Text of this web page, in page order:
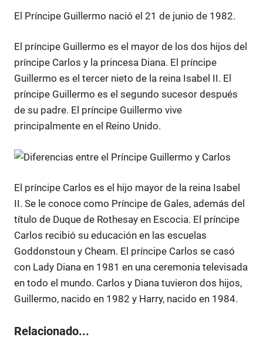
diaria
El Príncipe Guillermo nació el 21 de junio de 1982.
El príncipe Guillermo es el mayor de los dos hijos del
príncipe Carlos y la princesa Diana. El príncipe
Guillermo es el tercer nieto de la reina Isabel II. El
príncipe Guillermo es el segundo sucesor después
de su padre. El príncipe Guillermo vive
principalmente en el Reino Unido.
El príncipe Carlos es el hijo mayor de la reina Isabel
II. Se le conoce como Príncipe de Gales, además del
título de Duque de Rothesay en Escocia. El príncipe
Carlos recibió su educación en las escuelas
Goddonstoun y Cheam. El príncipe Carlos se casó
con Lady Diana en 1981 en una ceremonia televisada
en todo el mundo. Carlos y Diana tuvieron dos hijos,
Guillermo, nacido en 1982 y Harry, nacido en 1984.
Relacionado...